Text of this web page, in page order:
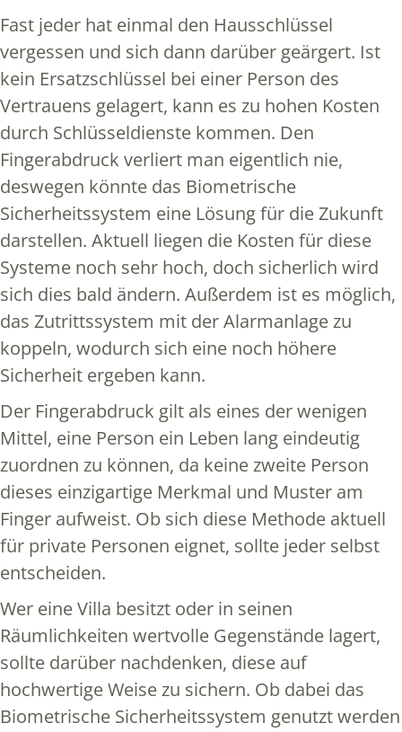
Fast jeder hat einmal den Hausschlüssel
vergessen und sich dann darüber geärgert. Ist
kein Ersatzschlüssel bei einer Person des
Vertrauens gelagert, kann es zu hohen Kosten
durch Schlüsseldienste kommen. Den
Fingerabdruck verliert man eigentlich nie,
deswegen könnte das Biometrische
Sicherheitssystem eine Lösung für die Zukunft
darstellen. Aktuell liegen die Kosten für diese
Systeme noch sehr hoch, doch sicherlich wird
sich dies bald ändern. Außerdem ist es möglich,
das Zutrittssystem mit der Alarmanlage zu
koppeln, wodurch sich eine noch höhere
Sicherheit ergeben kann.
Der Fingerabdruck gilt als eines der wenigen
Mittel, eine Person ein Leben lang eindeutig
zuordnen zu können, da keine zweite Person
dieses einzigartige Merkmal und Muster am
Finger aufweist. Ob sich diese Methode aktuell
für private Personen eignet, sollte jeder selbst
entscheiden.
Wer eine Villa besitzt oder in seinen
Räumlichkeiten wertvolle Gegenstände lagert,
sollte darüber nachdenken, diese auf
hochwertige Weise zu sichern. Ob dabei das
Biometrische Sicherheitssystem genutzt werden